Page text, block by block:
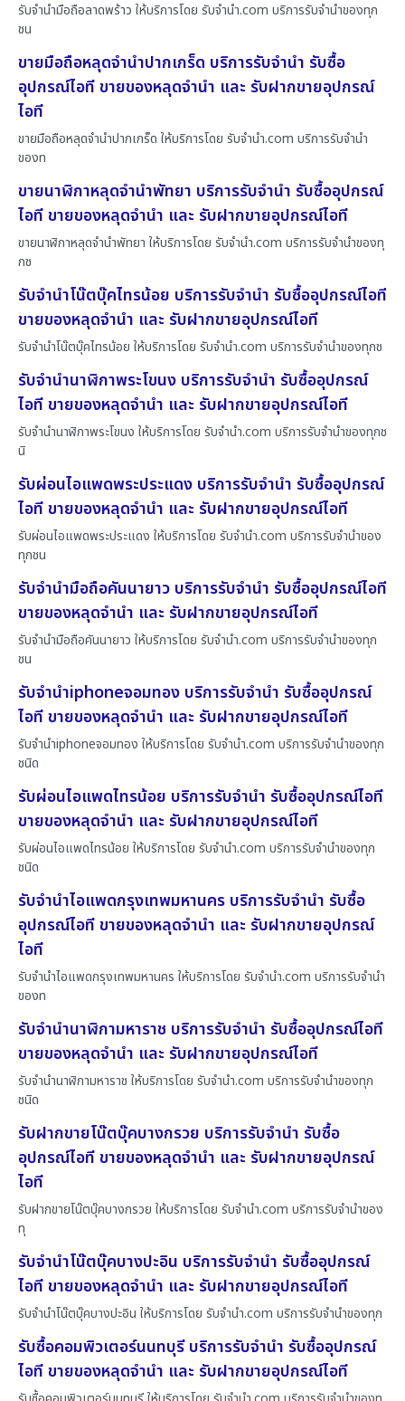
รับจำนำมือถือลาดพร้าว ให้บริการโดย รับจํานํา.com บริการรับจำนำของทุก
ชน
ขายมือถือหลุดจำนำปากเกร็ด บริการรับจำนำ รับซื้อ
อุปกรณ์ไอที ขายของหลุดจำนำ และ รับฝากขายอุปกรณ์
ไอที
ขายมือถือหลุดจำนำปากเกร็ด ให้บริการโดย รับจํานํา.com บริการรับจำนำ
ของท
ขายนาฬิกาหลุดจำนำพัทยา บริการรับจำนำ รับซื้ออุปกรณ์
ไอที ขายของหลุดจำนำ และ รับฝากขายอุปกรณ์ไอที
ขายนาฬิกาหลุดจำนำพัทยา ให้บริการโดย รับจํานํา.com บริการรับจำนำของทุ
กช
รับจำนำโน๊ตบุ๊คไทรน้อย บริการรับจำนำ รับซื้ออุปกรณ์ไอที
ขายของหลุดจำนำ และ รับฝากขายอุปกรณ์ไอที
รับจำนำโน๊ตบุ๊คไทรน้อย ให้บริการโดย รับจํานํา.com บริการรับจำนำของทุกช
รับจำนำนาฬิกาพระโขนง บริการรับจำนำ รับซื้ออุปกรณ์
ไอที ขายของหลุดจำนำ และ รับฝากขายอุปกรณ์ไอที
รับจำนำนาฬิกาพระโขนง ให้บริการโดย รับจํานํา.com บริการรับจำนำของทุกช
นิ
รับผ่อนไอแพดพระประแดง บริการรับจำนำ รับซื้ออุปกรณ์
ไอที ขายของหลุดจำนำ และ รับฝากขายอุปกรณ์ไอที
รับผ่อนไอแพดพระประแดง ให้บริการโดย รับจํานํา.com บริการรับจำนำของ
ทุกชน
รับจำนำมือถือคันนายาว บริการรับจำนำ รับซื้ออุปกรณ์ไอที
ขายของหลุดจำนำ และ รับฝากขายอุปกรณ์ไอที
รับจำนำมือถือคันนายาว ให้บริการโดย รับจํานํา.com บริการรับจำนำของทุก
ชน
รับจำนำiphoneจอมทอง บริการรับจำนำ รับซื้ออุปกรณ์
ไอที ขายของหลุดจำนำ และ รับฝากขายอุปกรณ์ไอที
รับจำนำiphoneจอมทอง ให้บริการโดย รับจํานํา.com บริการรับจำนำของทุก
ชนิด
รับผ่อนไอแพดไทรน้อย บริการรับจำนำ รับซื้ออุปกรณ์ไอที
ขายของหลุดจำนำ และ รับฝากขายอุปกรณ์ไอที
รับผ่อนไอแพดไทรน้อย ให้บริการโดย รับจํานํา.com บริการรับจำนำของทุก
ชนิด
รับจำนำไอแพดกรุงเทพมหานคร บริการรับจำนำ รับซื้อ
อุปกรณ์ไอที ขายของหลุดจำนำ และ รับฝากขายอุปกรณ์
ไอที
รับจำนำไอแพดกรุงเทพมหานคร ให้บริการโดย รับจํานํา.com บริการรับจำนำ
ของท
รับจำนำนาฬิกามหาราช บริการรับจำนำ รับซื้ออุปกรณ์ไอที
ขายของหลุดจำนำ และ รับฝากขายอุปกรณ์ไอที
รับจำนำนาฬิกามหาราช ให้บริการโดย รับจํานํา.com บริการรับจำนำของทุก
ชนิด
รับฝากขายโน๊ตบุ๊คบางกรวย บริการรับจำนำ รับซื้อ
อุปกรณ์ไอที ขายของหลุดจำนำ และ รับฝากขายอุปกรณ์
ไอที
รับฝากขายโน๊ตบุ๊คบางกรวย ให้บริการโดย รับจํานํา.com บริการรับจำนำของ
ทุ
รับจำนำโน๊ตบุ๊คบางปะอิน บริการรับจำนำ รับซื้ออุปกรณ์
ไอที ขายของหลุดจำนำ และ รับฝากขายอุปกรณ์ไอที
รับจำนำโน๊ตบุ๊คบางปะอิน ให้บริการโดย รับจํานํา.com บริการรับจำนำของทุก
รับซื้อคอมพิวเตอร์นนทบุรี บริการรับจำนำ รับซื้ออุปกรณ์
ไอที ขายของหลุดจำนำ และ รับฝากขายอุปกรณ์ไอที